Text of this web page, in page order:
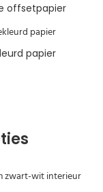
offsetpapier
papier